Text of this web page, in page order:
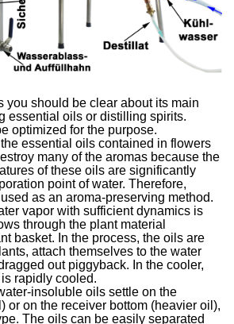
you should be clear about its main
essential oils or distilling spirits.
optimized for the purpose.
essential oils contained in flowers
many of the aromas because the
of these oils are significantly
point of water. Therefore,
as an aroma-preserving method.
vapor with sufficient dynamics is
through the plant material
basket. In the process, the oils are
attach themselves to the water
out piggyback. In the cooler,
rapidly cooled.
insoluble oils settle on the
or on the receiver bottom (heavier oil),
The oils can be easily separated